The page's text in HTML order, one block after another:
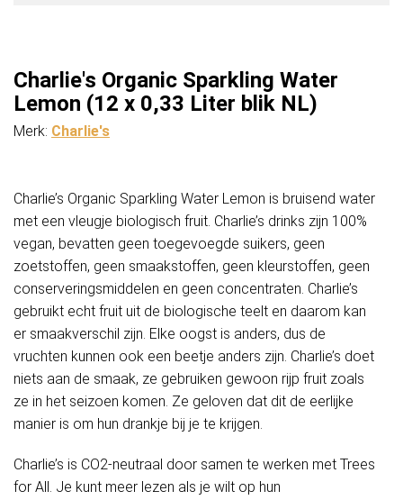
Charlie's Organic Sparkling Water
Lemon (12 x 0,33 Liter blik NL)
Merk: Charlie's
Charlie’s Organic Sparkling Water Lemon is bruisend water
met een vleugje biologisch fruit. Charlie’s drinks zijn 100%
vegan, bevatten geen toegevoegde suikers, geen
zoetstoffen, geen smaakstoffen, geen kleurstoffen, geen
conserveringsmiddelen en geen concentraten. Charlie’s
gebruikt echt fruit uit de biologische teelt en daarom kan
er smaakverschil zijn. Elke oogst is anders, dus de
vruchten kunnen ook een beetje anders zijn. Charlie’s doet
niets aan de smaak, ze gebruiken gewoon rijp fruit zoals
ze in het seizoen komen. Ze geloven dat dit de eerlijke
manier is om hun drankje bij je te krijgen.
Charlie’s is CO2-neutraal door samen te werken met Trees
for All. Je kunt meer lezen als je wilt op hun